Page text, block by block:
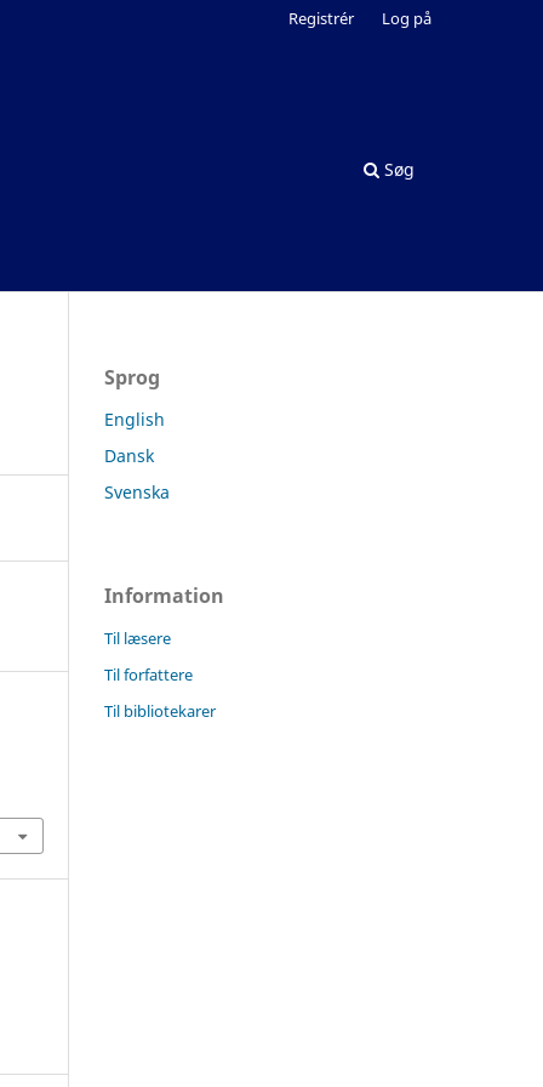
Søg
Registrér Log på
Sprog
English
Dansk
Svenska
Information
Til læsere
Til forfattere
Til bibliotekarer